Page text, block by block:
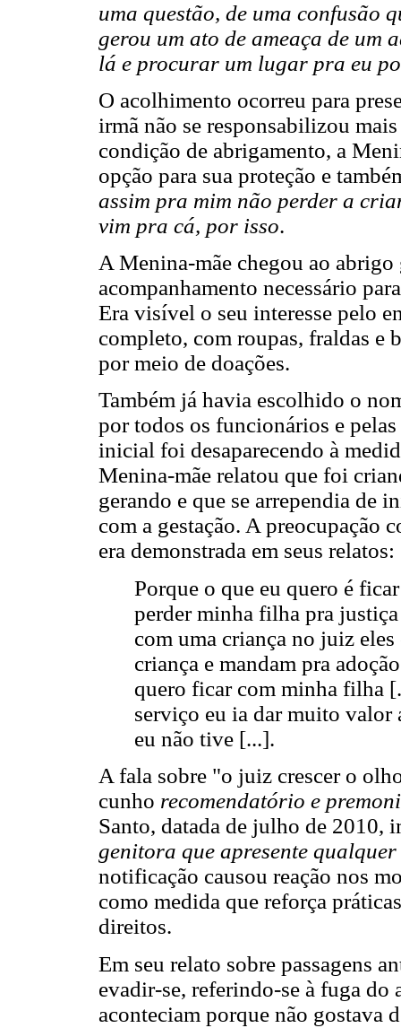
uma questão, de uma confusão
gerou um ato de ameaça de um
lá e procurar um lugar pra eu
O acolhimento ocorreu para
irmã não se responsabilizou mais
condição de abrigamento, a
opção para sua proteção e
assim pra mim não perder a
vim pra cá, por isso.
A Menina-mãe chegou ao abrigo
acompanhamento necessário
Era visível o seu interesse pelo
completo, com roupas, fraldas e
por meio de doações.
Também já havia escolhido o
por todos os funcionários e
inicial foi desaparecendo à
Menina-mãe relatou que foi
gerando e que se arrependia de
com a gestação. A preocupação
era demonstrada em seus relatos:
Porque o que eu quero é
perder minha filha pra
com uma criança no juiz
criança e mandam pra
quero ficar com minha filha
serviço eu ia dar muito valor
eu não tive [...].
A fala sobre "o juiz crescer o
cunho recomendatório e
Santo, datada de julho de 2010,
genitora que apresente
notificação causou reação nos
como medida que reforça
direitos.
Em seu relato sobre passagens
evadir-se, referindo-se à fuga do
aconteciam porque não gostava